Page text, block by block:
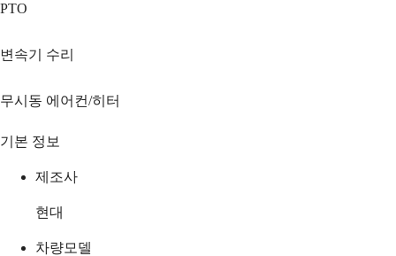
PTO
변속기 수리
무시동 에어컨/히터
기본 정보
제조사
현대
차량모델